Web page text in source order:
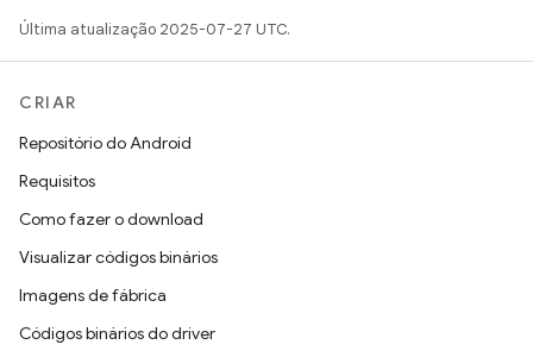
Última atualização 2025-07-27 UTC.
CRIAR
Repositório do Android
Requisitos
Como fazer o download
Visualizar códigos binários
Imagens de fábrica
Códigos binários do driver